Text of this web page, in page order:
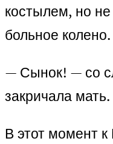
костылем, но
больное колено.
— Сынок! — со
закричала мать.
В этот момент